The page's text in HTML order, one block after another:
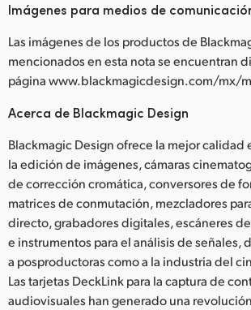
Imágenes para medios de
Las imágenes de los productos de
mencionados en esta nota se encuentran
página www.blackmagicdesign.com/mx/
Acerca de Blackmagic Design
Blackmagic Design ofrece la mejor calidad
la edición de imágenes, cámaras
de corrección cromática, conversores de
matrices de conmutación, mezcladores
directo, grabadores digitales, escáneres
e instrumentos para el análisis de señales,
a posproductoras como a la industria del
Las tarjetas DeckLink para la captura de
audiovisuales han generado una